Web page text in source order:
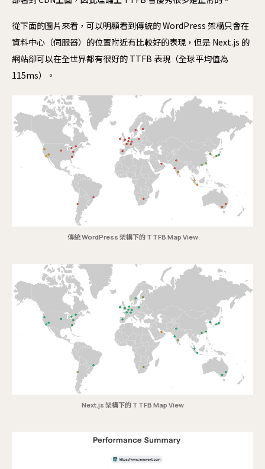
從下面的圖片來看，可以明顯看到傳統的 WordPress 架構只會在
資料中心（伺服器）的位置附近有比較好的表現，但是 Next.js 的
網站卻可以在全世界都有很好的 TTFB 表現（全球平均值為
115ms）。
傳統 WordPress 架構下的 TTFB Map View
Next.js 架構下的 TTFB Map View